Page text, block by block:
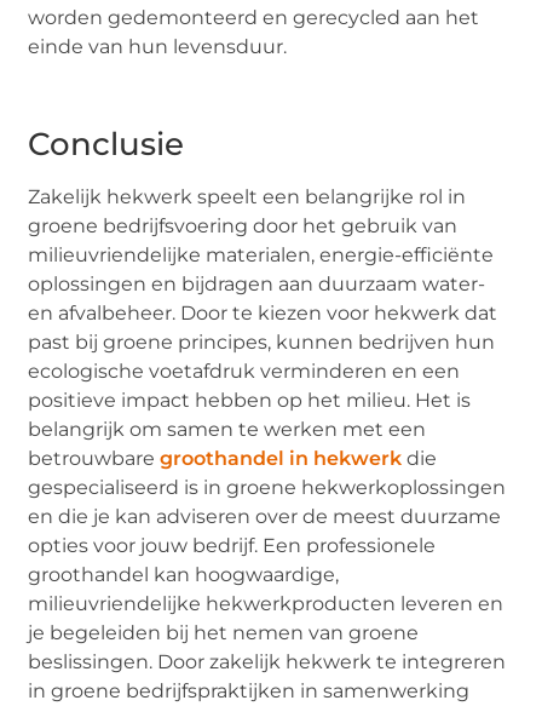
worden gedemonteerd en gerecycled aan het
einde van hun levensduur.
Conclusie
Zakelijk hekwerk speelt een belangrijke rol in
groene bedrijfsvoering door het gebruik van
milieuvriendelijke materialen, energie-efficiënte
oplossingen en bijdragen aan duurzaam water-
en afvalbeheer. Door te kiezen voor hekwerk dat
past bij groene principes, kunnen bedrijven hun
ecologische voetafdruk verminderen en een
positieve impact hebben op het milieu. Het is
belangrijk om samen te werken met een
betrouwbaregroothandel in hekwerk die
gespecialiseerd is in groene hekwerkoplossingen
en die je kan adviseren over de meest duurzame
opties voor jouw bedrijf. Een professionele
groothandel kan hoogwaardige,
milieuvriendelijke hekwerkproducten leveren en
je begeleiden bij het nemen van groene
beslissingen. Door zakelijk hekwerk te integreren
in groene bedrijfspraktijken in samenwerking